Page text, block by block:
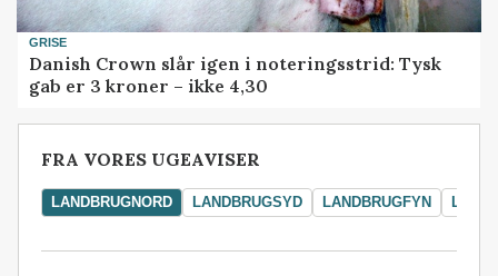
GRISE
Danish Crown slår igen i noteringsstrid: Tysk
gab er 3 kroner – ikke 4,30
FRA VORES UGEAVISER
LANDBRUGNORD LANDBRUGSYD LANDBRUGFYN